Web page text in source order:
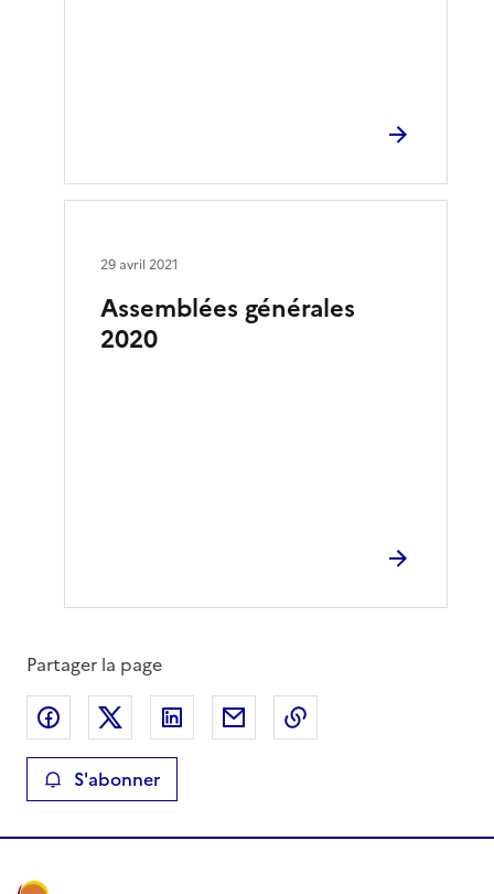
Assemblées générales
2020
29 avril 2021
Partager la page
Partager sur Facebook
Partager sur XPartager sur LinkedIn
Partager par email
S'abonner